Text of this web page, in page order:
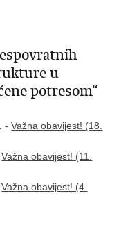
u
potresom“
-Važna obavijest! (18.
Važna obavijest! (11.
Važna obavijest! (4.